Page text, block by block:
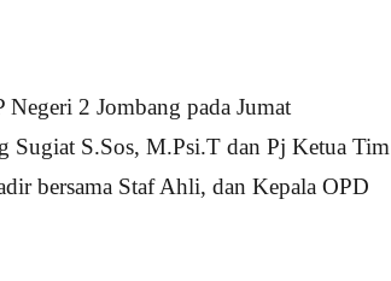
Negeri 2 Jombang pada Jumat
Sugiat S.Sos, M.Psi.T dan Pj Ketua Tim
bersama Staf Ahli, dan Kepala OPD